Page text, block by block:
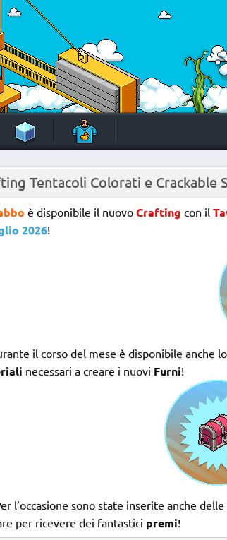
Tentacoli Colorati e Crackable
è disponibile il nuovo Crafting con il
2026!
il corso del mese è disponibile anche lo
necessari a creare i nuovi Furni!
l’occasione sono state inserite anche
per ricevere dei fantastici premi!